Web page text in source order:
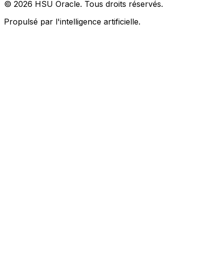
© 2026 HSU Oracle. Tous droits réservés.
Propulsé par l'intelligence artificielle.